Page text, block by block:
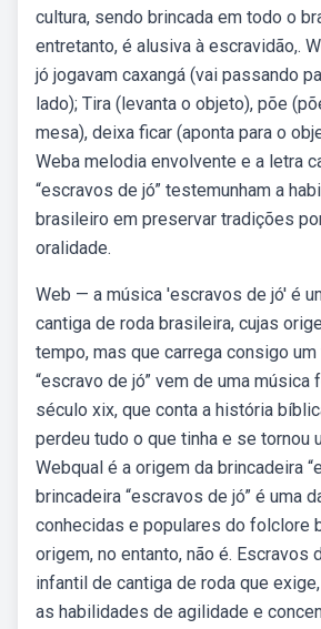
cultura, sendo brincada em todo o
entretanto, é alusiva à escravidão,.
jó jogavam caxangá (vai passando
lado); Tira (levanta o objeto), põe
mesa), deixa ficar (aponta para o
Weba melodia envolvente e a letra
“escravos de jó” testemunham a
brasileiro em preservar tradições
oralidade.
Web — a música 'escravos de jó' é
cantiga de roda brasileira, cujas
tempo, mas que carrega consigo
“escravo de jó” vem de uma música
século xix, que conta a história
perdeu tudo o que tinha e se tornou
Webqual é a origem da brincadeira
brincadeira “escravos de jó” é uma
conhecidas e populares do folclore
origem, no entanto, não é. Escravos
infantil de cantiga de roda que
as habilidades de agilidade e